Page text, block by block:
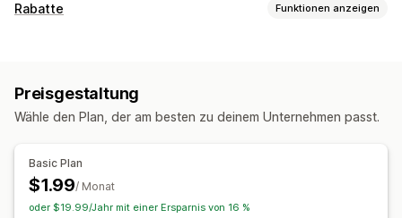
Rabatte Funktionen anzeigen
Individuelle Rabatte
Preisgestaltung
Wähle den Plan, der am besten zu deinem Unternehmen passt.
Basic Plan
$1.99/ Monat
oder $19.99/Jahr mit einer Ersparnis von 16 %